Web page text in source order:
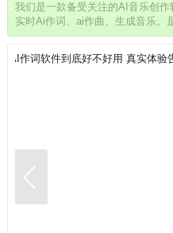
我们是一款备受关注的AI音乐创
实时Ai作词、ai作曲、生成音乐。